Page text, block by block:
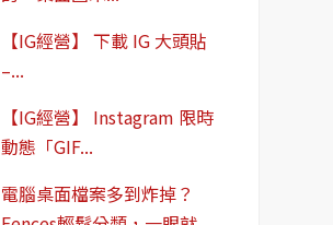
【IG經營】 下載 IG 大頭貼
–...
【IG經營】 Instagram 限時
動態「GIF...
電腦桌面檔案多到炸掉？